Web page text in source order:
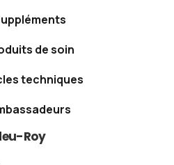
de soin
techniques
Roy